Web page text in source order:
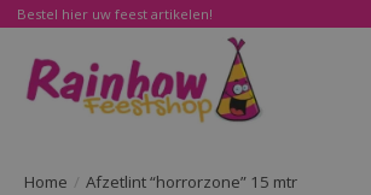
Bestel hier uw feest artikelen!
Home / Afzetlint “horrorzone” 15 mtr